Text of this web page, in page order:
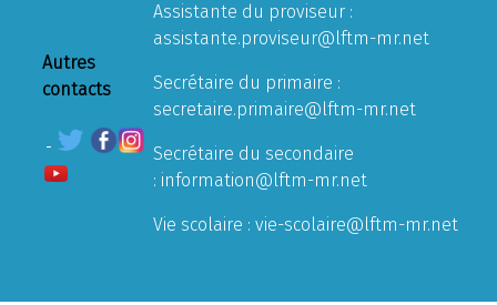
Autres
contacts
Assistante du proviseur :
assistante.proviseur@lftm-mr.net
Secrétaire du primaire :
secretaire.primaire@lftm-mr.net
Secrétaire du secondaire
: information@lftm-mr.net
Vie scolaire : vie-scolaire@lftm-mr.net